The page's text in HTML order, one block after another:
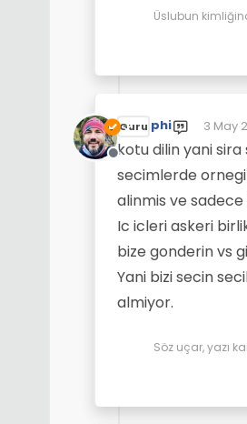
Üslubun
Çevrimdışı
Guru phi 3 May
Son
kotu dilin yani
secimlerde
alinmis ve
Ic icleri askeri
bize gonderin vs
Yani bizi secin
almiyor.
Söz uçar, yazı